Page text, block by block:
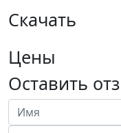
Скачать
Цены
Оставить